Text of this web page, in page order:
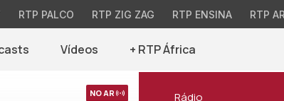
RTP PALCO RTP ZIG ZAG RTP ENSINA RTP
Vídeos + RTP África
NO AR Rádio